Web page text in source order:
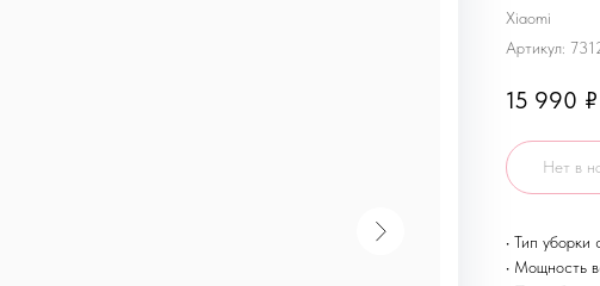
Xiaomi
Артикул:
15 990 ₽
Нет в
• Тип уборки
• Мощность